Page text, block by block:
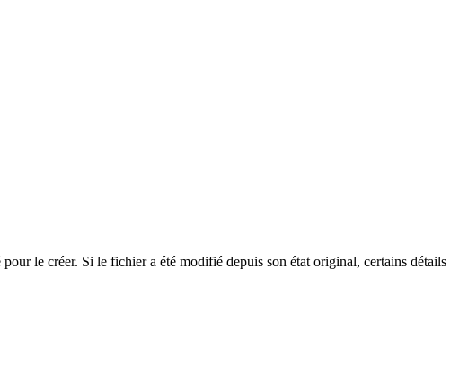
le créer. Si le fichier a été modifié depuis son état original, certains détails